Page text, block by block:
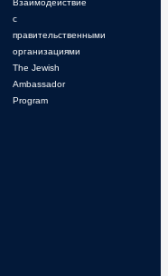
Взаимодействие
с
правительственными
организациями
The Jewish
Ambassador
Program